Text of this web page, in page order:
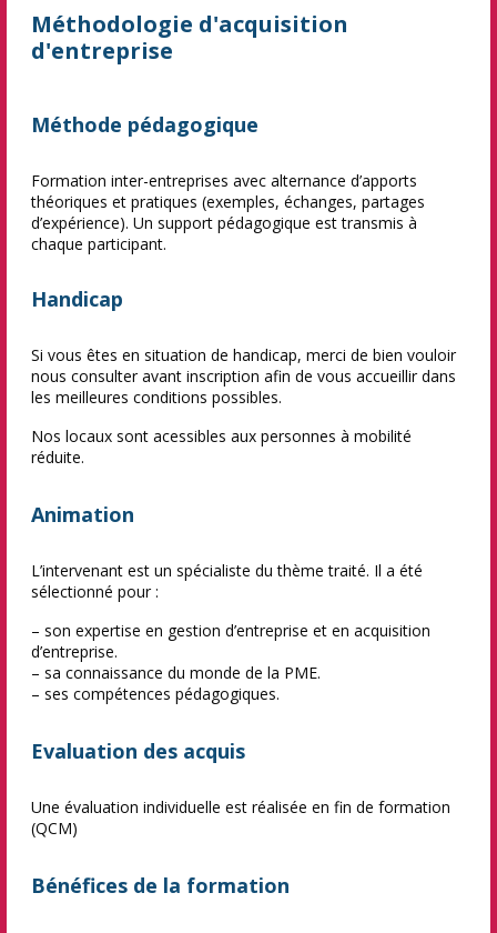
Méthodologie d'acquisition
d'entreprise
Méthode pédagogique
Formation inter-entreprises avec alternance d’apports
théoriques et pratiques (exemples, échanges, partages
d’expérience). Un support pédagogique est transmis à
chaque participant.
Handicap
Si vous êtes en situation de handicap, merci de bien vouloir
nous consulter avant inscription afin de vous accueillir dans
les meilleures conditions possibles.
Nos locaux sont acessibles aux personnes à mobilité
réduite.
Animation
L’intervenant est un spécialiste du thème traité. Il a été
sélectionné pour :
– son expertise en gestion d’entreprise et en acquisition
d’entreprise.
– sa connaissance du monde de la PME.
– ses compétences pédagogiques.
Evaluation des acquis
Une évaluation individuelle est réalisée en fin de formation
(QCM)
Bénéfices de la formation